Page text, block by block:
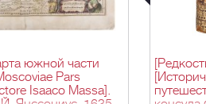
южной части
Pars
Isaaco Massa].